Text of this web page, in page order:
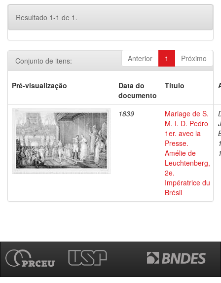
Resultado 1-1 de 1.
Anterior 1 Próximo
Conjunto de itens:
Pré-visualização
Data do
documento
Título
1839
Mariage de S.
M. I. D. Pedro
1er. avec la
Presse.
Amélie de
Leuchtenberg,
2e.
Impératrice du
Brésil